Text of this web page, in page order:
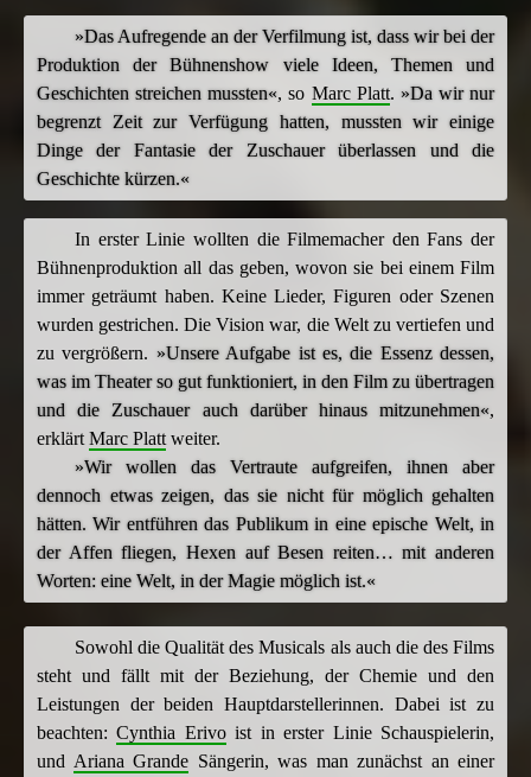
»Das Aufregende an der Verfilmung ist, dass wir bei der
Produktion der Bühnenshow viele Ideen, Themen und
Geschichten streichen mussten«, so Marc Platt. »Da wir nur
begrenzt Zeit zur Verfügung hatten, mussten wir einige
Dinge der Fantasie der Zuschauer überlassen und die
Geschichte kürzen.«
In erster Linie wollten die Filmemacher den Fans der
Bühnenproduktion all das geben, wovon sie bei einem Film
immer geträumt haben. Keine Lieder, Figuren oder Szenen
wurden gestrichen. Die Vision war, die Welt zu vertiefen und
zu vergrößern. »Unsere Aufgabe ist es, die Essenz dessen,
was im Theater so gut funktioniert, in den Film zu übertragen
und die Zuschauer auch darüber hinaus mitzunehmen«,
erklärt Marc Platt weiter.
»Wir wollen das Vertraute aufgreifen, ihnen aber
dennoch etwas zeigen, das sie nicht für möglich gehalten
hätten. Wir entführen das Publikum in eine epische Welt, in
der Affen fliegen, Hexen auf Besen reiten… mit anderen
Worten: eine Welt, in der Magie möglich ist.«
Sowohl die Qualität des Musicals als auch die des Films
steht und fällt mit der Beziehung, der Chemie und den
Leistungen der beiden Hauptdarstellerinnen. Dabei ist zu
beachten:Cynthia Erivoist in erster Linie Schauspielerin,
und Ariana Grande Sängerin, was man zunächst an einer